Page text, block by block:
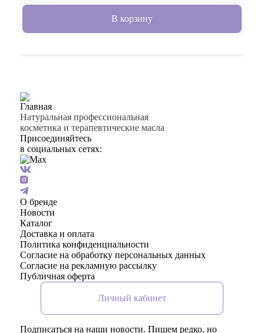
В корзину
Натуральная профессиональная
косметика и терапевтические масла
Присоединяйтесь
в социальных сетях:
О бренде
Новости
Каталог
Доставка и оплата
Политика конфиденциальности
Согласие на обработку персональных данных
Согласие на рекламную рассылку
Публичная оферта
Личный кабинет
Подписаться на наши новости. Пишем редко, но